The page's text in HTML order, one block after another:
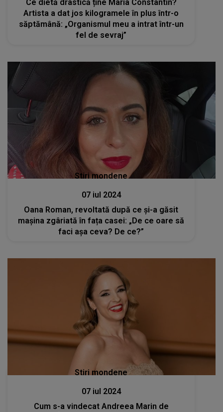
Ce dietă drastică ține Maria Constantin?
Artista a dat jos kilogramele în plus într-o
săptămână: „Organismul meu a intrat într-un
fel de sevraj”
Stiri mondene
07 iul 2024
Oana Roman, revoltată după ce și-a găsit
mașina zgâriată în fața casei: „De ce oare să
faci aşa ceva? De ce?”
Stiri mondene
07 iul 2024
Cum s-a vindecat Andreea Marin de